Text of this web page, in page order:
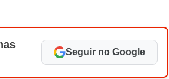
Seguir no Google